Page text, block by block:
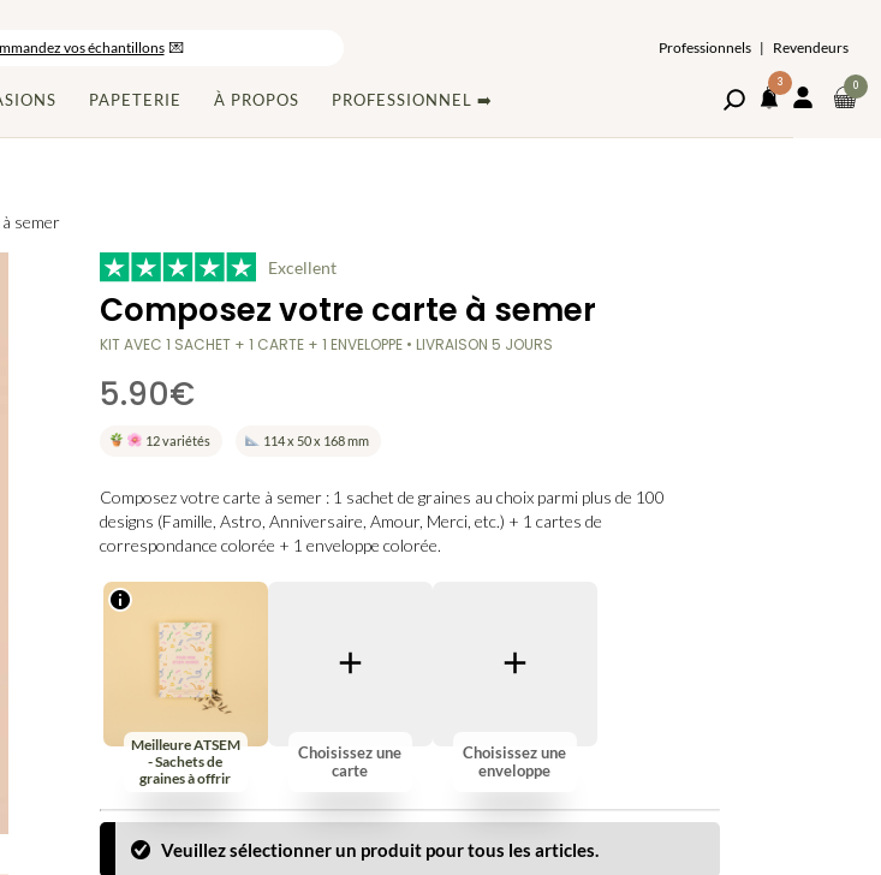
vos échantillons💌
Professionnels | Revendeurs
PAPETERIE À PROPOS PROFESSIONNEL ➡️
Ouvrir
le
volet
3
MON
0
semer
Excellent
Composez votre carte à semer
KIT AVEC 1 SACHET + 1 CARTE + 1 ENVELOPPE • LIVRAISON 5 JOURS
5.90€
12 variétés 114 x 50 x 168 mm
Composez votre carte à semer : 1 sachet de graines au choix parmi plus de 100
designs (Famille, Astro, Anniversaire, Amour, Merci, etc.) + 1 cartes de
correspondance colorée + 1 enveloppe colorée.
Meilleure ATSEM
- Sachets de
graines à offrir
Choisissez une
carte
Choisissez une
enveloppe
Veuillez sélectionner un produit pour tous les articles.